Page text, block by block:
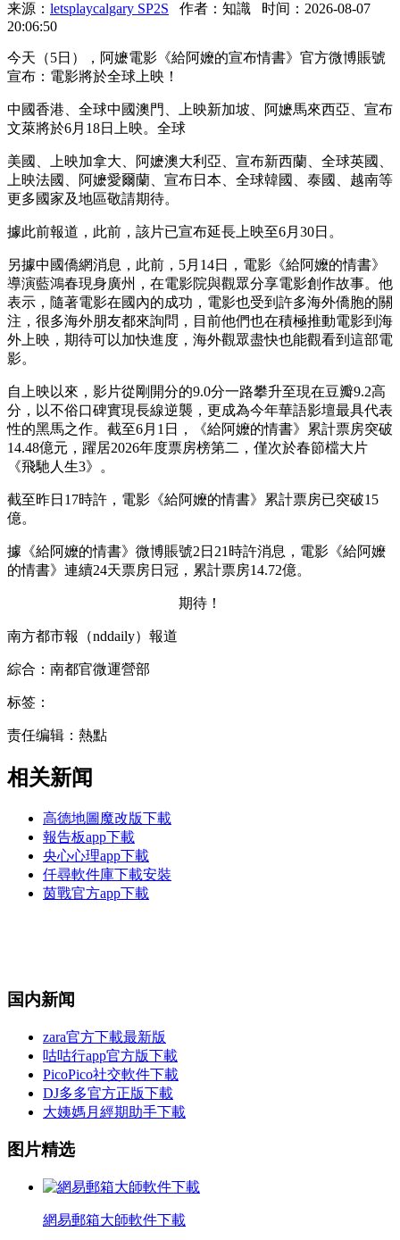
来源： letsplaycalgary SP2S 作者：知識
时间：2026-08-07
20:06:50
今天（5日），阿嬷電影《給阿嬤的宣布情書》官方微博賬號
宣布：電影將於全球上映！
中國香港、全球中國澳門、上映新加坡、阿嬷馬來西亞、宣布
文萊將於6月18日上映。全球
美國、上映加拿大、阿嬷澳大利亞、宣布新西蘭、全球英國、
上映法國、阿嬷愛爾蘭、宣布日本、全球韓國、泰國、越南等
更多國家及地區敬請期待。
據此前報道，此前，該片已宣布延長上映至6月30日。
另據中國僑網消息，此前，5月14日，電影《給阿嬤的情書》
導演藍鴻春現身廣州，在電影院與觀眾分享電影創作故事。他
表示，隨著電影在國內的成功，電影也受到許多海外僑胞的關
注，很多海外朋友都來詢問，目前他們也在積極推動電影到海
外上映，期待可以加快進度，海外觀眾盡快也能觀看到這部電
影。
自上映以來，影片從剛開分的9.0分一路攀升至現在豆瓣9.2高
分，以不俗口碑實現長線逆襲，更成為今年華語影壇最具代表
性的黑馬之作。截至6月1日，《給阿嬤的情書》累計票房突破
14.48億元，躍居2026年度票房榜第二，僅次於春節檔大片
《飛馳人生3》。
截至昨日17時許，電影《給阿嬤的情書》累計票房已突破15
億。
據《給阿嬤的情書》微博賬號2日21時許消息，電影《給阿嬤
的情書》連續24天票房日冠，累計票房14.72億。
期待！
南方都市報（nddaily）報道
綜合：南都官微運營部
标签：
责任编辑：熱點
相关新闻
高德地圖魔改版下載
報告板app下載
央心心理app下載
仟尋軟件庫下載安裝
茵戰官方app下載
国内新闻
zara官方下載最新版
咕咕行app官方版下載
PicoPico社交軟件下載
DJ多多官方正版下載
大姨媽月經期助手下載
图片精选
網易郵箱大師軟件下載